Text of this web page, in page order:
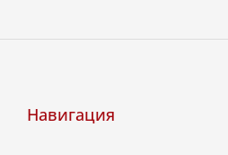
Навигация